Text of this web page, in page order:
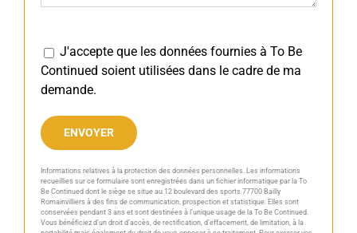
J'accepte que les données fournies à To Be
Continued soient utilisées dans le cadre de ma
demande.
Alternative:
Informations relatives à la protection des données personnelles. Les informations
recueillies sur ce formulaire sont enregistrées dans un fichier informatique par la To
Be Continued dont le siège se situe au 12 boulevard des sports 77700 Bailly
Romainvilliers à des fins de communication, prospection et statistique. Elles sont
conservées pendant 3 ans et sont destinées à l’unique usage de la To Be Continued.
Vous bénéficiez d’un droit d’accès, de rectification, d’effacement, de limitation, à la